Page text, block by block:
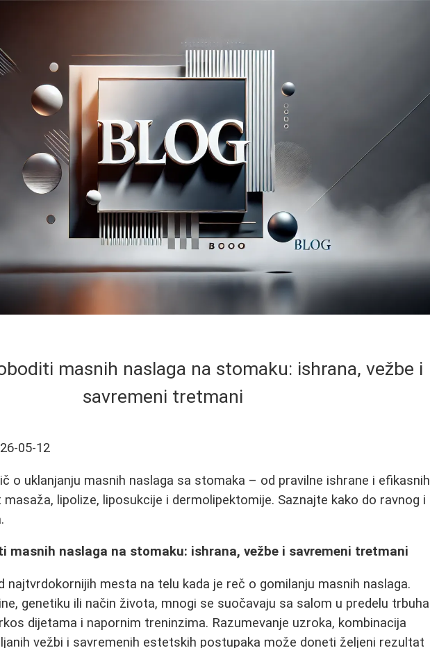
masnih naslaga na stomaku: ishrana, vežbe i
savremeni tretmani
05-12
o uklanjanju masnih naslaga sa stomaka – od pravilne ishrane i efikasnih
lipolize, liposukcije i dermolipektomije. Saznajte kako do ravnog i
masnih naslaga na stomaku: ishrana, vežbe i savremeni tretmani
najtvrdokornijih mesta na telu kada je reč o gomilanju masnih naslaga.
genetiku ili način života, mnogi se suočavaju sa salom u predelu trbuha
dijetama i napornim treninzima. Razumevanje uzroka, kombinacija
vežbi i savremenih estetskih postupaka može doneti željeni rezultat